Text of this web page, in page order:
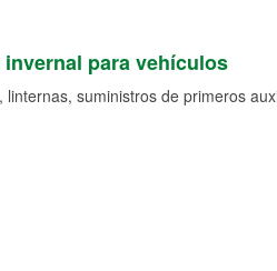
para vehículos
linternas, suministros de primeros